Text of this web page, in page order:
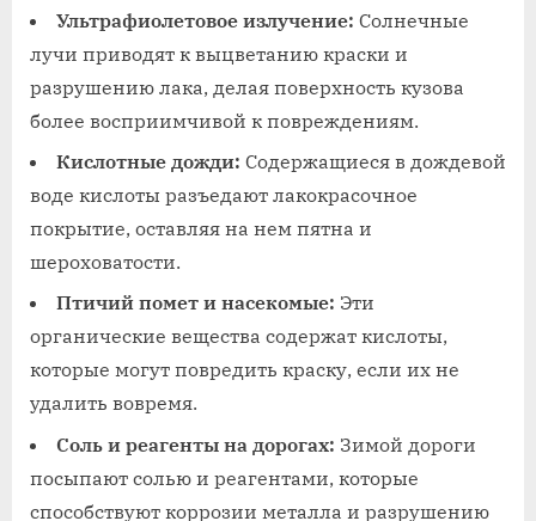
Ультрафиолетовое излучение: Солнечные
лучи приводят к выцветанию краски и
разрушению лака‚ делая поверхность кузова
более восприимчивой к повреждениям.
Кислотные дожди: Содержащиеся в дождевой
воде кислоты разъедают лакокрасочное
покрытие‚ оставляя на нем пятна и
шероховатости.
Птичий помет и насекомые: Эти
органические вещества содержат кислоты‚
которые могут повредить краску‚ если их не
удалить вовремя.
Соль и реагенты на дорогах: Зимой дороги
посыпают солью и реагентами‚ которые
способствуют коррозии металла и разрушению